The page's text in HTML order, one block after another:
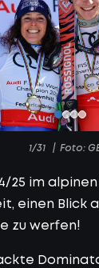
1/31 Foto:
25 im
einen Blick
zu werfen!